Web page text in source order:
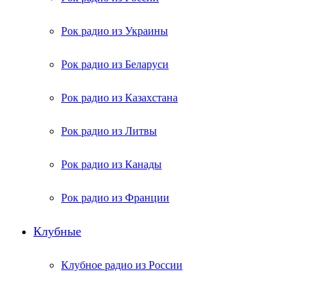
Рок радио из Украины
Рок радио из Беларуси
Рок радио из Казахстана
Рок радио из Литвы
Рок радио из Канады
Рок радио из Франции
Клубные
Клубное радио из России